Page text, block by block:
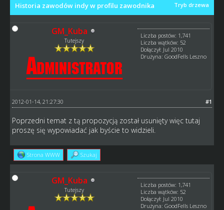
Tryb drzewa
Historia zawodów indy w profilu zawodnika
GM_Kuba
Tutejszy
Liczba postów: 1,741
Liczba wątków: 52
Dołączył: Jul 2010
Drużyna: GoodFells Leszno
#1
2012-01-14, 21:27:30
Poprzedni temat z tą propozycją został usunięty więc tutaj
proszę się wypowiadać jak byście to widzieli.
Strona WWW Szukaj
GM_Kuba
Tutejszy
Liczba postów: 1,741
Liczba wątków: 52
Dołączył: Jul 2010
Drużyna: GoodFells Leszno